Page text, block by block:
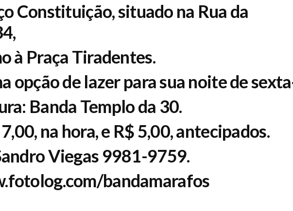
Constituição, situado na Rua da
à Praça Tiradentes.
opção de lazer para sua noite de
Banda Templo da 30.
na hora, e R$ 5,00, antecipados.
Viegas 9981-9759.
bandamarafos